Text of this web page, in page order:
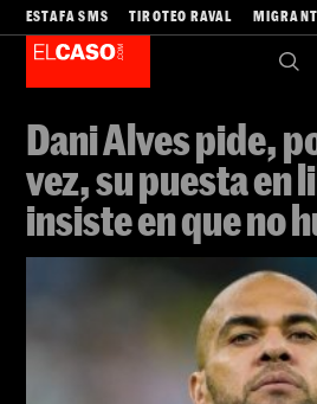
ESTAFA SMS TIROTEO RAVAL
Dani Alves pide,
vez, su puesta en
insiste en que no